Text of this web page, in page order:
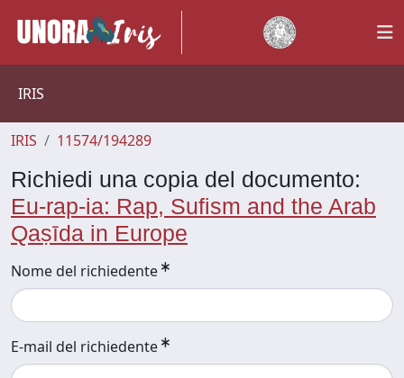
IRIS
IRIS 11574/194289
Richiedi una copia del documento:
Eu-rap-ia: Rap, Sufism and the Arab
Qaṣīda in Europe
Nome del richiedente
E-mail del richiedente